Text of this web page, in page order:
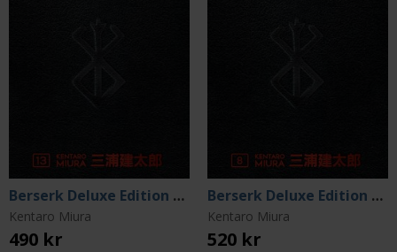
Berserk Deluxe Edition Vol 13
Kentaro Miura
490 kr
Berserk Deluxe Edition Vol 8
Kentaro Miura
520 kr